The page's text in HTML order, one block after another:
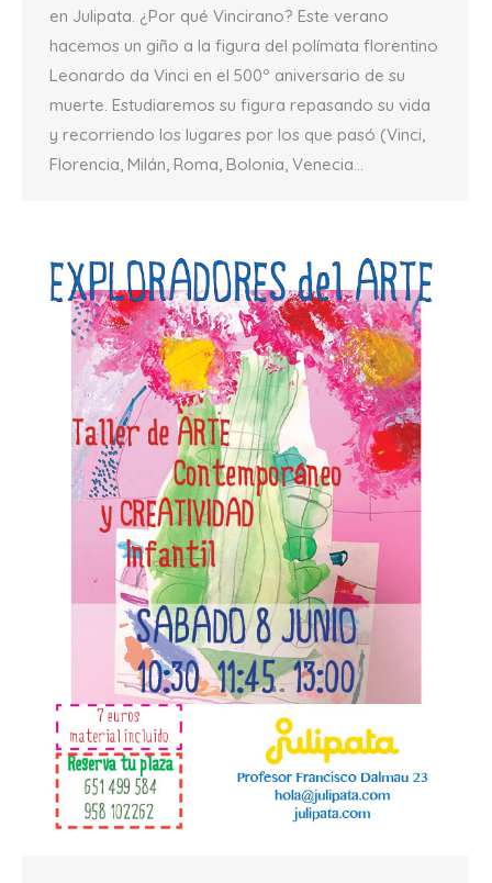
en Julipata. ¿Por qué Vincirano? Este verano
hacemos un giño a la figura del polímata florentino
Leonardo da Vinci en el 500º aniversario de su
muerte. Estudiaremos su figura repasando su vida
y recorriendo los lugares por los que pasó (Vinci,
Florencia, Milán, Roma, Bolonia, Venecia…